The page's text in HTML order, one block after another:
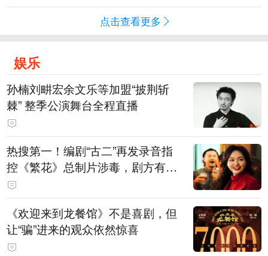
点击查看更多
娱乐
孙楠刘畊宏余文乐等加盟“披荆斩
棘” 整季公演舞台全程直播
热搜第一！编剧“古二”再发录音指
控《繁花》总制片涉毒，剧方有税
务问题，录音中王家卫称“一点够
了，要不然又要出事”
《欢迎来到龙餐馆》不是喜剧，但
让“骗”进来的观众依然惊喜